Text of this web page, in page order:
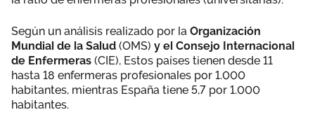
Según un análisis realizado por la Organización
Mundial de la Salud (OMS) y el Consejo Internacional
de Enfermeras (CIE), Estos países tienen desde 11
hasta 18 enfermeras profesionales por 1.000
habitantes, mientras España tiene 5,7 por 1.000
habitantes.